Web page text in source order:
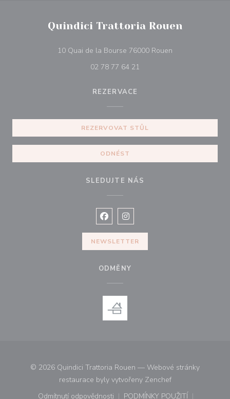
Quindici Trattoria Rouen
10 Quai de la Bourse 76000 Rouen
02 78 77 64 21
REZERVACE
REZERVOVAT STŮL
ODNÉST
SLEDUJTE NÁS
Facebook ((otevře se v novém
Instagram ((otevře se v
NEWSLETTER
ODMĚNY
© 2026 Quindici Trattoria Rouen — Webové stránky
restaurace byly vytvořeny Zenchef((otevře se v
Odmítnutí odpovědnosti
PODMÍNKY POUŽITÍ